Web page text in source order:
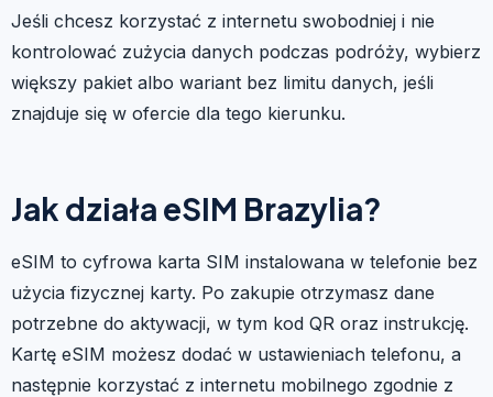
Jeśli chcesz korzystać z internetu swobodniej i nie
kontrolować zużycia danych podczas podróży, wybierz
większy pakiet albo wariant bez limitu danych, jeśli
znajduje się w ofercie dla tego kierunku.
Jak działa eSIM Brazylia?
eSIM to cyfrowa karta SIM instalowana w telefonie bez
użycia fizycznej karty. Po zakupie otrzymasz dane
potrzebne do aktywacji, w tym kod QR oraz instrukcję.
Kartę eSIM możesz dodać w ustawieniach telefonu, a
następnie korzystać z internetu mobilnego zgodnie z